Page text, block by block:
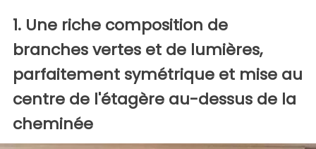
1. Une riche composition de
branches vertes et de lumières,
parfaitement symétrique et mise au
centre de l'étagère au-dessus de la
cheminée